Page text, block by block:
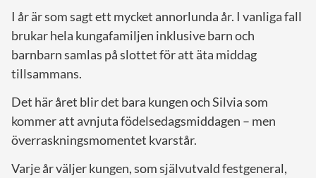
I år är som sagt ett mycket annorlunda år. I vanliga fall
brukar hela kungafamiljen inklusive barn och
barnbarn samlas på slottet för att äta middag
tillsammans.
Det här året blir det bara kungen och Silvia som
kommer att avnjuta födelsedagsmiddagen – men
överraskningsmomentet kvarstår.
Varje år väljer kungen, som självutvald festgeneral,